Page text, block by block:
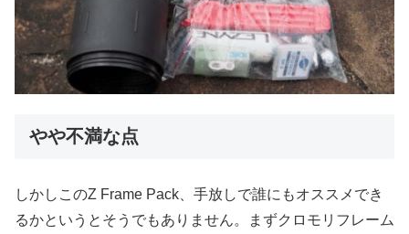
やや不満な点
しかしこのZ Frame Pack、手放しで誰にもオススメでき
るかというとそうでもありません。まずクロモリフレーム